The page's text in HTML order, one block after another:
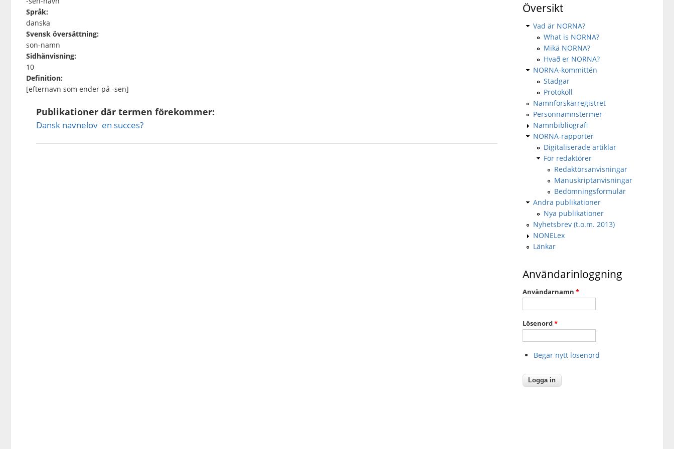
Språk:
danska
Svensk översättning:
son-namn
Sidhänvisning:
10
Definition:
[efternavn som ender på -sen]
Publikationer där termen förekommer:
Dansk navnelov  en succes?
Översikt
Vad är NORNA?
What is NORNA?
Mikä NORNA?
Hvað er NORNA?
NORNA-kommittén
Stadgar
Protokoll
Namnforskarregistret
Personnamnstermer
Namnbibliografi
NORNA-rapporter
Digitaliserade artiklar
För redaktörer
Redaktörsanvisningar
Manuskriptanvisningar
Bedömningsformulär
Andra publikationer
Nya publikationer
Nyhetsbrev (t.o.m. 2013)
NONELex
Länkar
Användarinloggning
Användarnamn *
Lösenord*
Begär nytt lösenord